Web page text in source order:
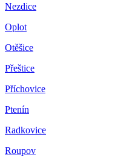
Nezdice
Oplot
Otěšice
Přeštice
Příchovice
Ptenín
Radkovice
Roupov